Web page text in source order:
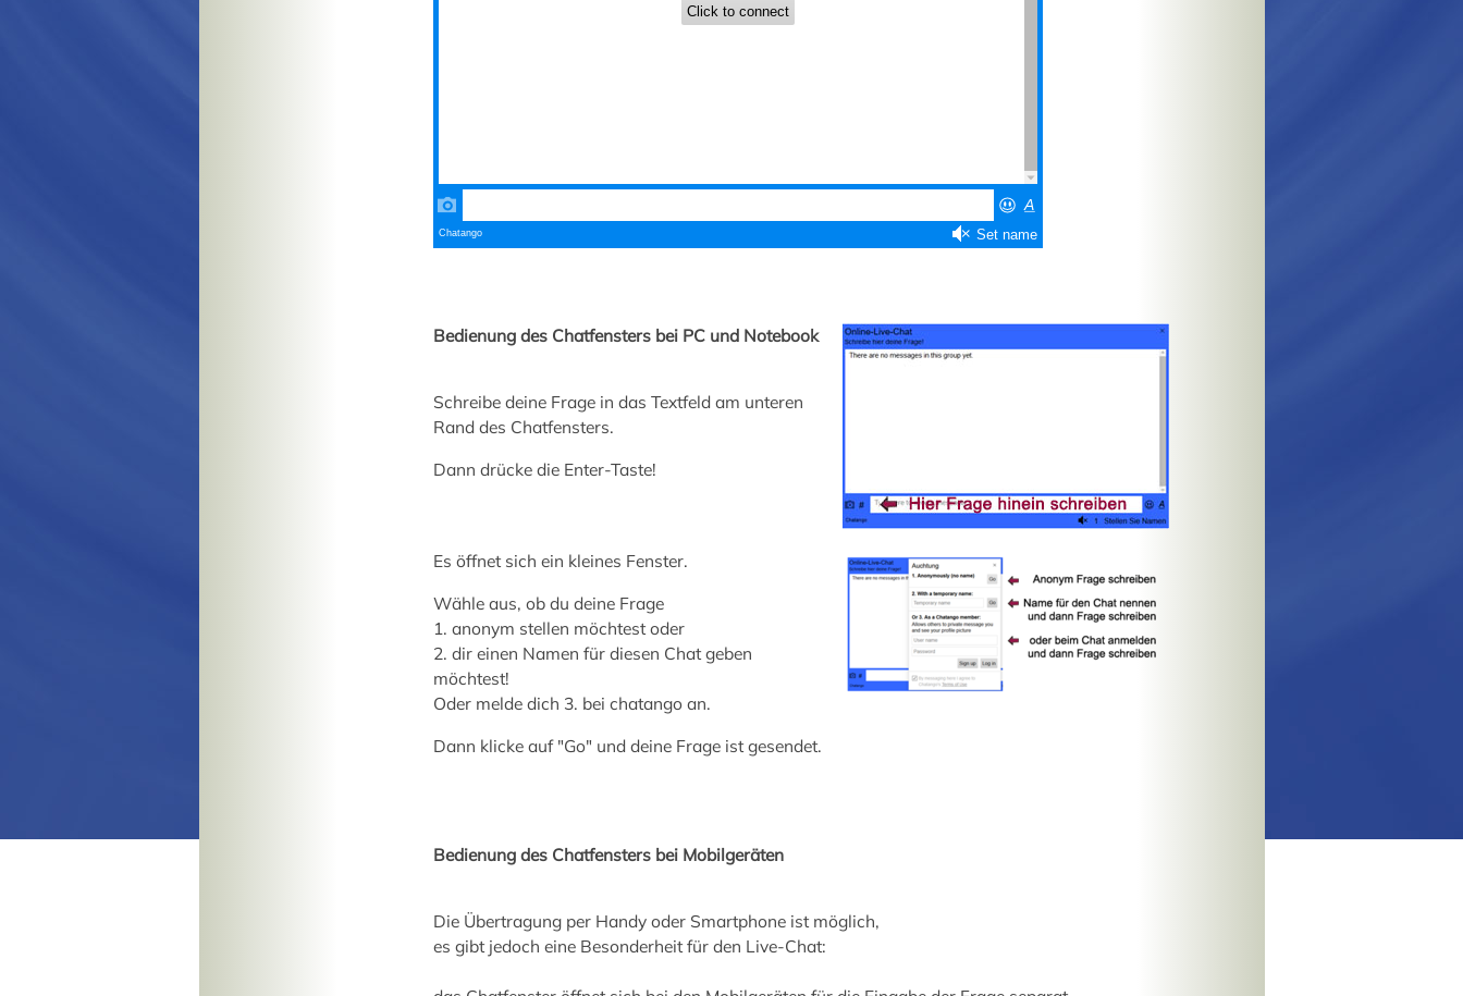
Bedienung des Chatfensters bei PC und Notebook
Schreibe deine Frage in das Textfeld am unteren
Rand des Chatfensters.
Dann drücke die Enter-Taste!
Es öffnet sich ein kleines Fenster.
Wähle aus, ob du deine Frage
1. anonym stellen möchtest oder
2. dir einen Namen für diesen Chat geben
möchtest!
Oder melde dich 3. bei chatango an.
Dann klicke auf "Go" und deine Frage ist gesendet.
Bedienung des Chatfensters bei Mobilgeräten
Die Übertragung per Handy oder Smartphone ist möglich,
es gibt jedoch eine Besonderheit für den Live-Chat: